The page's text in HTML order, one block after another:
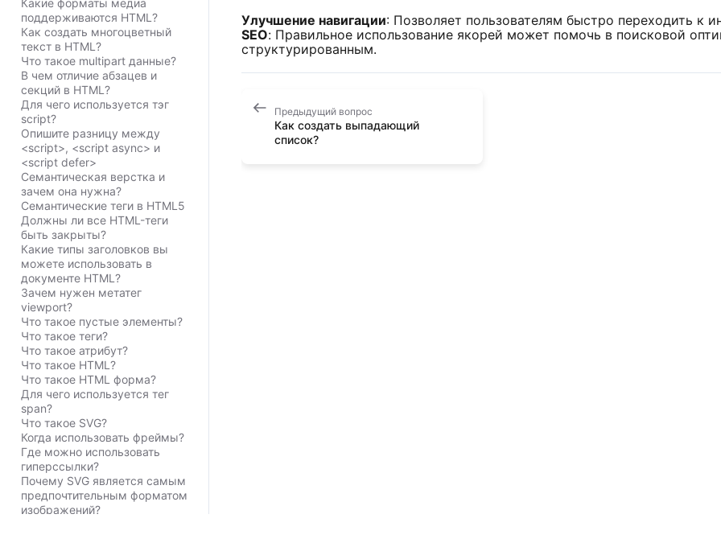
Какие форматы медиа
поддерживаются HTML?
Как создать многоцветный
текст в HTML?
Что такое multipart данные?
В чем отличие абзацев и
секций в HTML?
Для чего используется тэг
script?
Опишите разницу между
<script>, <script async> и
<script defer>
Семантическая верстка и
зачем она нужна?
Семантические теги в HTML5
Должны ли все HTML-теги
быть закрыты?
Какие типы заголовков вы
можете использовать в
документе HTML?
Зачем нужен метатег
viewport?
Что такое пустые элементы?
Что такое теги?
Что такое атрибут?
Что такое HTML?
Что такое HTML форма?
Для чего используется тег
span?
Что такое SVG?
Когда использовать фреймы?
Где можно использовать
гиперссылки?
Почему SVG является самым
предпочтительным форматом
изображений?
Улучшение навигации: Позволяет пользователям быстро переходить к
SEO: Правильное использование якорей может помочь в поисковой
структурированным.
Предыдущий вопрос
Как создать выпадающий
список?